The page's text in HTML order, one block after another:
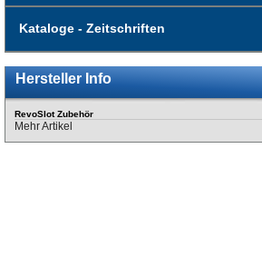
Kataloge - Zeitschriften
Hersteller Info
RevoSlot Zubehör
Mehr Artikel